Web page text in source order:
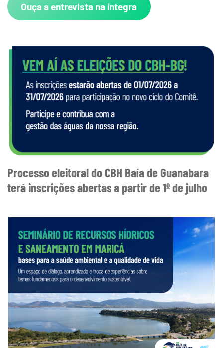
Ouça a entrevista na íntegra
Processo eleitoral do CBH Baía de Guanabara
terá inscrições abertas a partir de 1º de julho